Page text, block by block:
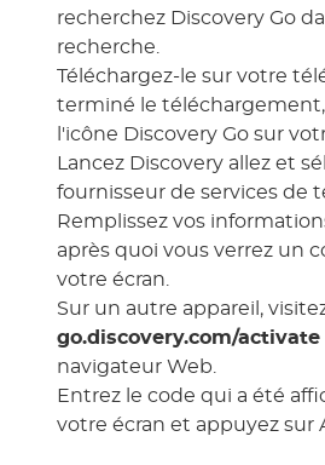
recherchez Discovery Go
recherche.
Téléchargez-le sur votre
terminé le
l'icône Discovery Go sur
Lancez Discovery allez et
fournisseur de services de
Remplissez vos
après quoi vous verrez un
votre écran.
Sur un autre appareil,
go.discovery.com/
navigateur Web.
Entrez le code qui a été
votre écran et appuyez sur